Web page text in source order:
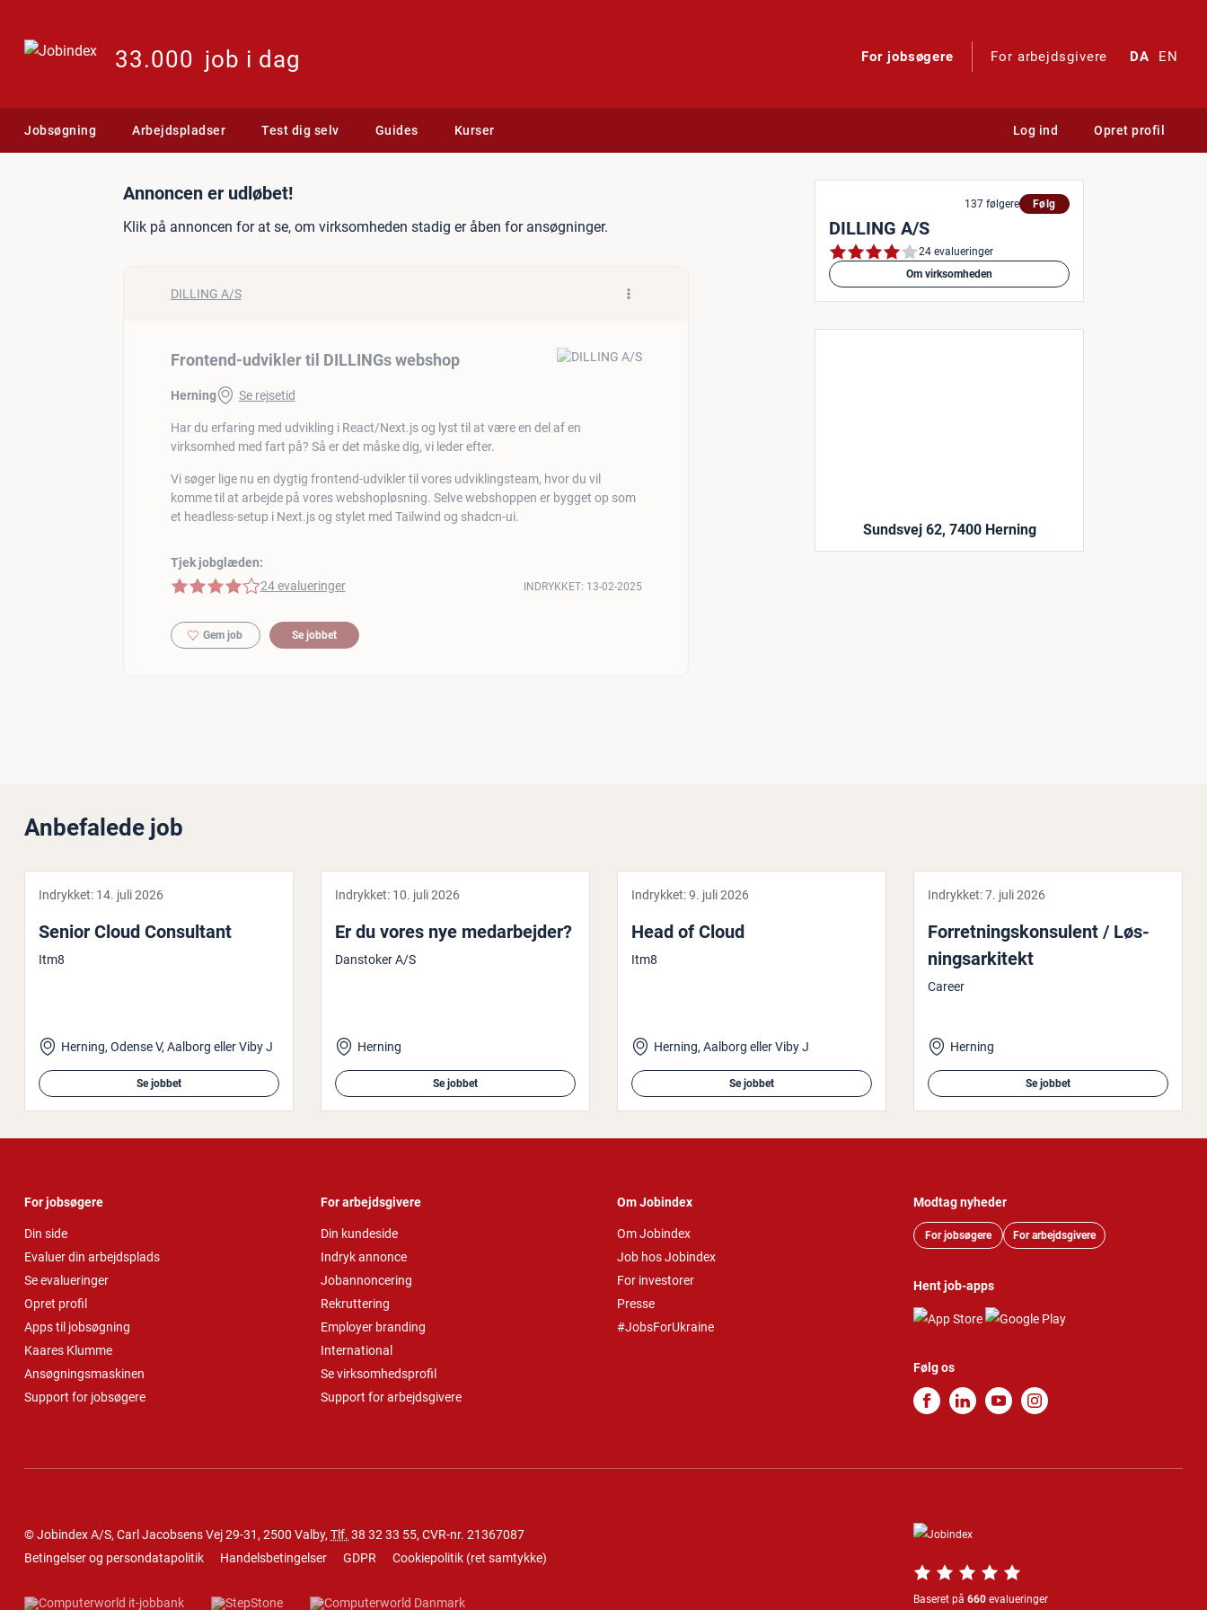
33.000 job i dag For jobsøgere For arbejdsgivere DA EN
Jobsøgning Arbejdspladser Test dig selv Guides Kurser Log ind Opret profil
Jobannonce: Frontend-udvikler til DILLINGs webshop
Annoncen er udløbet!
Klik på annoncen for at se, om virksomheden stadig er åben for ansøgninger.
DILLING A/S
Frontend-udvikler til DILLINGs webshop
Herning Se rejsetid
Har du erfaring med udvikling i React/Next.js og lyst til at være en del af en
virksomhed med fart på? Så er det måske dig, vi leder efter.
Vi søger lige nu en dygtig frontend-udvikler til vores udviklingsteam, hvor du vil
komme til at arbejde på vores webshopløsning. Selve webshoppen er bygget op som
et headless-setup i Next.js og stylet med Tailwind og shadcn-ui.
Tjek jobglæden:
4 af 5 stjerner
24 evalueringer INDRYKKET: 13-02-2025
Gem job Se jobbet
137 følgere Følg
DILLING A/S
24 evalueringer
Om virksomheden
Sundsvej 62, 7400 Herning
Anbefalede job
Indrykket: 14. juli 2026
Senior Cloud Con­sul­tant
Itm8
Herning, Odense V, Aalborg eller Viby J
Se jobbet
Indrykket: 10. juli 2026
Er du vores nye me­d­ar­bej­der?
Danstoker A/S
Herning
Se jobbet
Indrykket:9. juli 2026
Head of Cloud
Itm8
Herning, Aalborg eller Viby J
Se jobbet
Indrykket:7. juli 2026
For­ret­nings­kon­su­lent / Løs­
nings­ar­ki­tekt
Career
Herning
Se jobbet
For jobsøgere
Din side
Evaluer din arbejdsplads
Se evalueringer
Opret profil
Apps til jobsøgning
Kaares Klumme
Ansøgningsmaskinen
Support for jobsøgere
For arbejdsgivere
Din kundeside
Indryk annonce
Jobannoncering
Rekruttering
Employer branding
International
Se virksomhedsprofil
Support for arbejdsgivere
Om Jobindex
Om Jobindex
Job hos Jobindex
For investorer
Presse
#JobsForUkraine
Modtag nyheder
For jobsøgere For arbejdsgivere
Hent job-apps
Følg os
© Jobindex A/S, Carl Jacobsens Vej 29-31, 2500 Valby, Tlf. 38 32 33 55, CVR-nr. 21367087
Betingelser og persondatapolitik
Handelsbetingelser GDPR Cookiepolitik (ret samtykke)
Baseret på 660 evalueringer